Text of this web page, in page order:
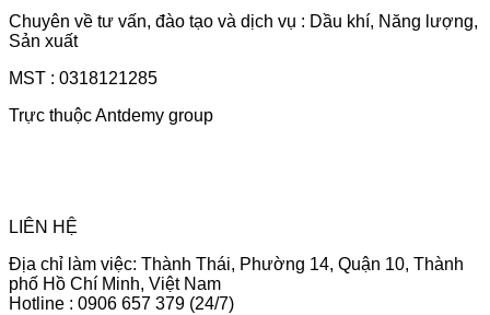
Chuyên về tư vấn, đào tạo và dịch vụ : Dầu khí, Năng lượng,
Sản xuất
MST : 0318121285
Trực thuộc Antdemy group
LIÊN HỆ
Địa chỉ làm việc: Thành Thái, Phường 14, Quận 10, Thành
phố Hồ Chí Minh, Việt Nam
Hotline : 0906 657 379 (24/7)